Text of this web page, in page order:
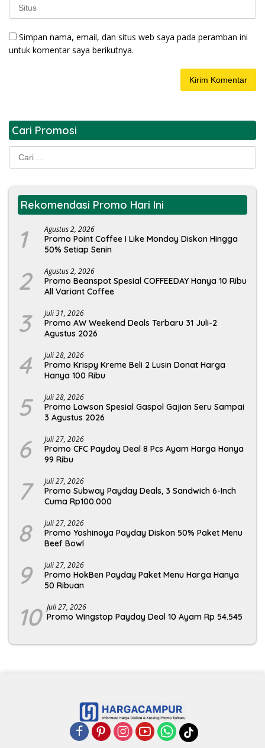
Simpan nama, email, dan situs web saya pada peramban ini
untuk komentar saya berikutnya.
Cari Promosi
Rekomendasi Promo Hari Ini
1 Agustus 2, 2026
Promo Point Coffee I Like Monday Diskon Hingga
50% Setiap Senin
2 Agustus 2, 2026
Promo Beanspot Spesial COFFEEDAY Hanya 10 Ribu
All Variant Coffee
3 Juli 31, 2026
Promo AW Weekend Deals Terbaru 31 Juli-2
Agustus 2026
4 Juli 28, 2026
Promo Krispy Kreme Beli 2 Lusin Donat Harga
Hanya 100 Ribu
5 Juli 28, 2026
Promo Lawson Spesial Gaspol Gajian Seru Sampai
3 Agustus 2026
6 Juli 27, 2026
Promo CFC Payday Deal 8 Pcs Ayam Harga Hanya
99 Ribu
7 Juli 27, 2026
Promo Subway Payday Deals, 3 Sandwich 6-Inch
Cuma Rp100.000
8 Juli 27, 2026
Promo Yoshinoya Payday Diskon 50% Paket Menu
Beef Bowl
9 Juli 27, 2026
Promo HokBen Payday Paket Menu Harga Hanya
50 Ribuan
10 Juli 27, 2026
Promo Wingstop Payday Deal 10 Ayam Rp 54.545